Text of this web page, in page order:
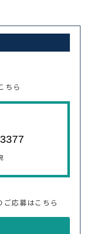
ちら
ご応募はこちら